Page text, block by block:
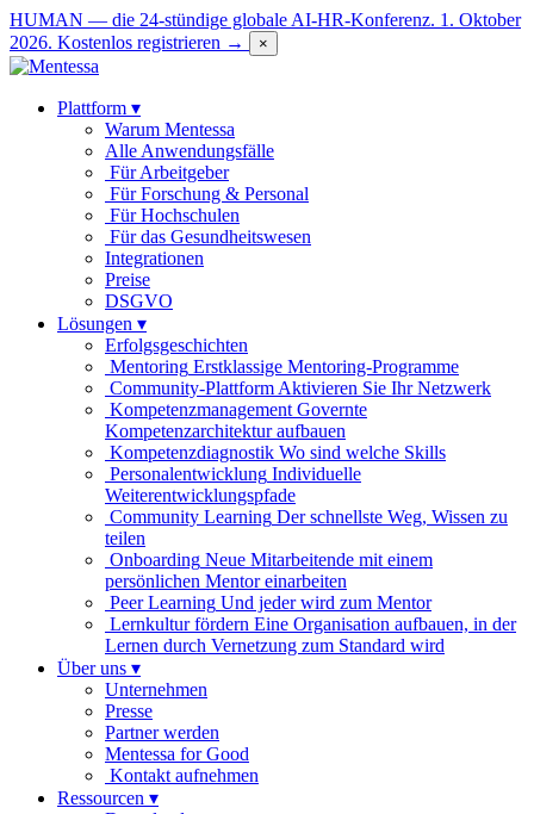
HUMAN — die 24-stündige globale AI-HR-Konferenz. 1. Oktober
2026. Kostenlos registrieren → ×
Plattform ▾
Warum Mentessa
Alle Anwendungsfälle
Für Arbeitgeber
Für Forschung & Personal
Für Hochschulen
Für das Gesundheitswesen
Integrationen
Preise
DSGVO
Lösungen ▾
Erfolgsgeschichten
Mentoring Erstklassige Mentoring-Programme
Community-Plattform Aktivieren Sie Ihr Netzwerk
Kompetenzmanagement Governte
Kompetenzarchitektur aufbauen
Kompetenzdiagnostik Wo sind welche Skills
Personalentwicklung Individuelle
Weiterentwicklungspfade
Community Learning Der schnellste Weg, Wissen zu
teilen
Onboarding Neue Mitarbeitende mit einem
persönlichen Mentor einarbeiten
Peer Learning Und jeder wird zum Mentor
Lernkultur fördern Eine Organisation aufbauen, in der
Lernen durch Vernetzung zum Standard wird
Über uns ▾
Unternehmen
Presse
Partner werden
Mentessa for Good
Kontakt aufnehmen
Ressourcen ▾